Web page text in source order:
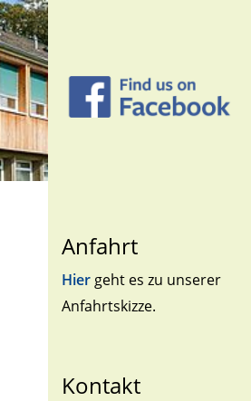
Anfahrt
Hier geht es zu unserer
Anfahrtskizze.
Kontakt